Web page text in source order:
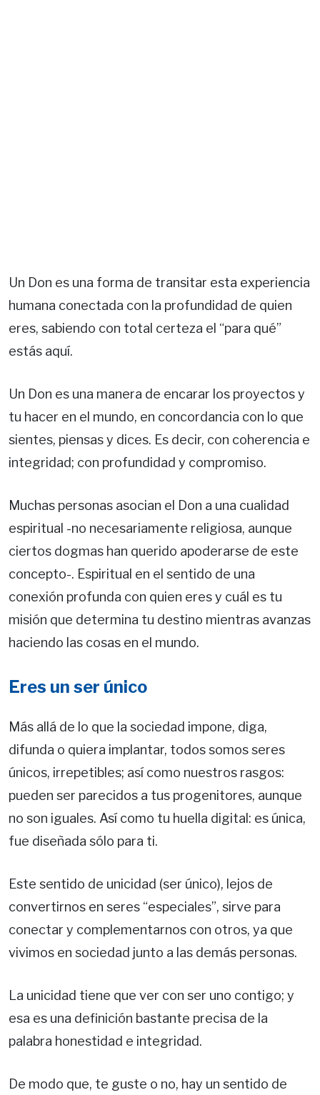
Un Don es una forma de transitar esta experiencia
humana conectada con la profundidad de quien
eres, sabiendo con total certeza el “para qué”
estás aquí.
Un Don es una manera de encarar los proyectos y
tu hacer en el mundo, en concordancia con lo que
sientes, piensas y dices. Es decir, con coherencia e
integridad; con profundidad y compromiso.
Muchas personas asocian el Don a una cualidad
espiritual -no necesariamente religiosa, aunque
ciertos dogmas han querido apoderarse de este
concepto-. Espiritual en el sentido de una
conexión profunda con quien eres y cuál es tu
misión que determina tu destino mientras avanzas
haciendo las cosas en el mundo.
Eres un ser único
Más allá de lo que la sociedad impone, diga,
difunda o quiera implantar, todos somos seres
únicos, irrepetibles; así como nuestros rasgos:
pueden ser parecidos a tus progenitores, aunque
no son iguales. Así como tu huella digital: es única,
fue diseñada sólo para ti.
Este sentido de unicidad (ser único), lejos de
convertirnos en seres “especiales”, sirve para
conectar y complementarnos con otros, ya que
vivimos en sociedad junto a las demás personas.
La unicidad tiene que ver con ser uno contigo; y
esa es una definición bastante precisa de la
palabra honestidad e integridad.
De modo que, te guste o no, hay un sentido de